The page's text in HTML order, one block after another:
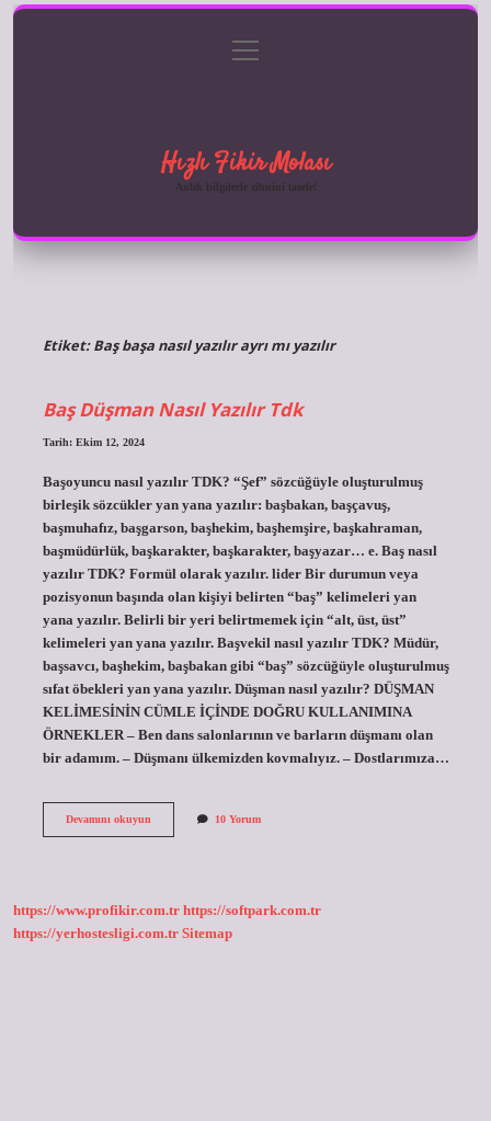
Gizlilik Politikası
menüyü
aç
Hızlı Fikir Molası
Anlık bilgilerle zihnini tazele!
Etiket:Baş başa nasıl yazılır ayrı mı yazılır
Baş Düşman Nasıl Yazılır Tdk
Tarih: Ekim 12, 2024
Başoyuncu nasıl yazılır TDK? “Şef” sözcüğüyle oluşturulmuş
birleşik sözcükler yan yana yazılır: başbakan, başçavuş,
başmuhafız, başgarson, başhekim, başhemşire, başkahraman,
başmüdürlük, başkarakter, başkarakter, başyazar… e. Baş nasıl
yazılır TDK? Formül olarak yazılır. lider Bir durumun veya
pozisyonun başında olan kişiyi belirten “baş” kelimeleri yan
yana yazılır. Belirli bir yeri belirtmemek için “alt, üst, üst”
kelimeleri yan yana yazılır. Başvekil nasıl yazılır TDK? Müdür,
başsavcı, başhekim, başbakan gibi “baş” sözcüğüyle oluşturulmuş
sıfat öbekleri yan yana yazılır. Düşman nasıl yazılır? DÜŞMAN
KELİMESİNİN CÜMLE İÇİNDE DOĞRU KULLANIMINA
ÖRNEKLER – Ben dans salonlarının ve barların düşmanı olan
bir adamım. – Düşmanı ülkemizden kovmalıyız. – Dostlarımıza…
Devamını okuyunBaş
10 Yorum
https://www.profikir.com.tr https://softpark.com.tr
https://yerhostesligi.com.tr Sitemap